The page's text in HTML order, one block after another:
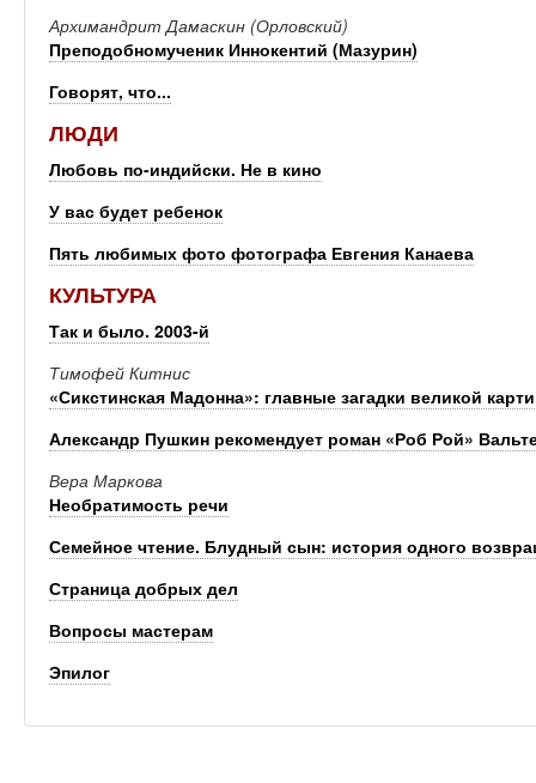
Архимандрит Дамаскин (Орловский)
Преподобномученик Иннокентий (Мазурин)
Говорят, что...
ЛЮДИ
Любовь по-индийски. Не в кино
У вас будет ребенок
Пять любимых фото фотографа Евгения Канаева
КУЛЬТУРА
Так и было. 2003-й
Тимофей Китнис
«Сикстинская Мадонна»: главные загадки великой
Александр Пушкин рекомендует роман «Роб Рой»
Вера Маркова
Необратимость речи
Семейное чтение. Блудный сын: история одного
Страница добрых дел
Вопросы мастерам
Эпилог